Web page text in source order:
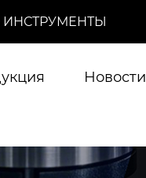
Новости